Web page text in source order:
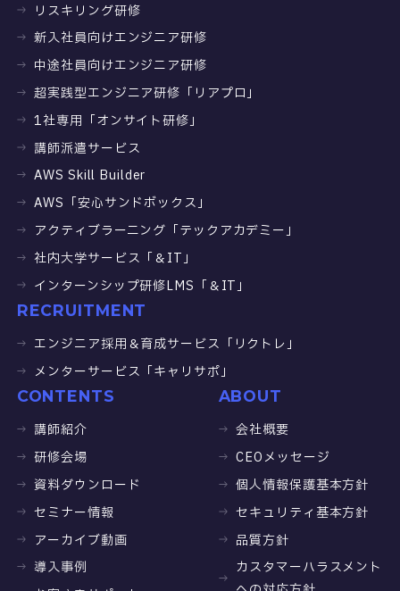
リスキリング研修
新入社員向けエンジニア研修
中途社員向けエンジニア研修
超実践型エンジニア研修「リアプロ」
1社専用「オンサイト研修」
講師派遣サービス
AWS Skill Builder
AWS「安心サンドボックス」
アクティブラーニング「テックアカデミー」
社内大学サービス「＆IT」
インターンシップ研修LMS「＆IT」
RECRUITMENT
エンジニア採用＆育成サービス「リクトレ」
メンターサービス「キャリサポ」
CONTENTS
講師紹介
研修会場
資料ダウンロード
セミナー情報
アーカイブ動画
導入事例
ABOUT
会社概要
CEOメッセージ
個人情報保護基本方針
セキュリティ基本方針
品質方針
カスタマーハラスメント